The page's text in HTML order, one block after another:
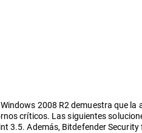
2008 R2 demuestra que
críticos. Las siguientes
3.5. Además, Bitdefender